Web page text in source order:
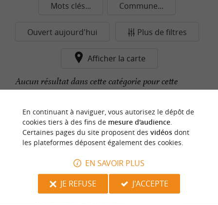
Mots clés... Commune...
Ouvert aujourd'hui Plus de filtres
Afficher la carte
Aucun résultat dans cette catégorie pour cette
n
o
t
r
e
c
o
u
p
d
e
c
o
e
u
r
En continuant à naviguer, vous autorisez le dépôt de
cookies tiers à des fins de mesure d'audience.
Certaines pages du site proposent des vidéosdont
les plateformes déposent également des cookies.
EN SAVOIR PLUS
JE REFUSE
J'ACCEPTE